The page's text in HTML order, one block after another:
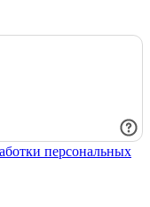
персональных